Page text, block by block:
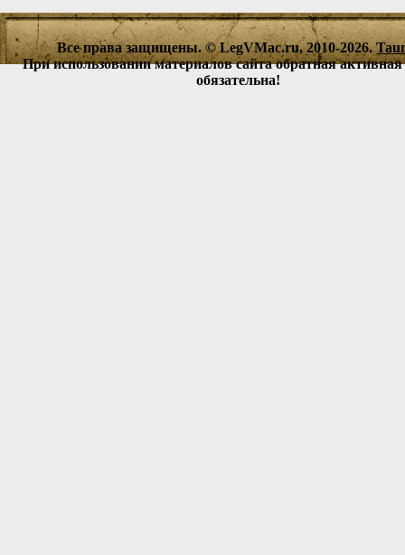
Все права защищены. © LegVMac.ru, 2010-2026.
При использовании материалов сайта обратная
обязательна!